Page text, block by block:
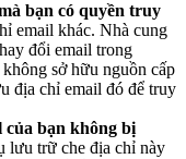
bạn có quyền truy
email khác. Nhà cung
đổi email trong
sở hữu nguồn cấp
địa chỉ email đó để truy
của bạn không bị
lưu trữ che địa chỉ này